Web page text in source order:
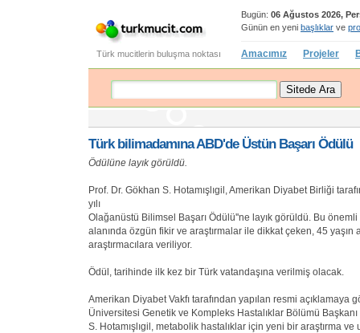
Bugün: 06 Ağustos 2026,
Günün en yeni başlıklar ve
Türk mucitlerin buluşma noktası Amacımız Projeler
Türk bilimadamına ABD'de Üstün Başarı Ödülü
Ödülüne layık görüldü.
Prof. Dr. Gökhan S. Hotamışlıgil, Amerikan Diyabet Birliği
yılı
Olağanüstü Bilimsel Başarı Ödülü''ne layık görüldü. Bu
alanında özgün fikir ve araştırmalar ile dikkat çeken, 45 yaşın
araştırmacılara veriliyor.
Ödül, tarihinde ilk kez bir Türk vatandaşına verilmiş olacak.
Amerikan Diyabet Vakfı tarafından yapılan resmi açıklamaya
Üniversitesi Genetik ve Kompleks Hastalıklar Bölümü
S. Hotamışlıgil, metabolik hastalıklar için yeni bir araştırma ve